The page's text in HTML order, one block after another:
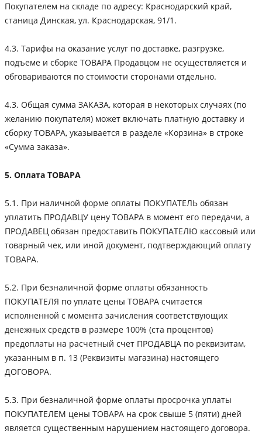
Покупателем на складе по адресу: Краснодарский край,
станица Динская, ул. Краснодарская, 91/1.
4.3. Тарифы на оказание услуг по доставке, разгрузке,
подъеме и сборке ТОВАРА Продавцом не осуществляется и
обговариваются по стоимости сторонами отдельно.
4.3. Общая сумма ЗАКАЗА, которая в некоторых случаях (по
желанию покупателя) может включать платную доставку и
сборку ТОВАРА, указывается в разделе «Корзина» в строке
«Сумма заказа».
5. Оплата ТОВАРА
5.1. При наличной форме оплаты ПОКУПАТЕЛЬ обязан
уплатить ПРОДАВЦУ цену ТОВАРА в момент его передачи, а
ПРОДАВЕЦ обязан предоставить ПОКУПАТЕЛЮ кассовый или
товарный чек, или иной документ, подтверждающий оплату
ТОВАРА.
5.2. При безналичной форме оплаты обязанность
ПОКУПАТЕЛЯ по уплате цены ТОВАРА считается
исполненной с момента зачисления соответствующих
денежных средств в размере 100% (ста процентов)
предоплаты на расчетный счет ПРОДАВЦА по реквизитам,
указанным в п. 13 (Реквизиты магазина) настоящего
ДОГОВОРА.
5.3. При безналичной форме оплаты просрочка уплаты
ПОКУПАТЕЛЕМ цены ТОВАРА на срок свыше 5 (пяти) дней
является существенным нарушением настоящего договора.